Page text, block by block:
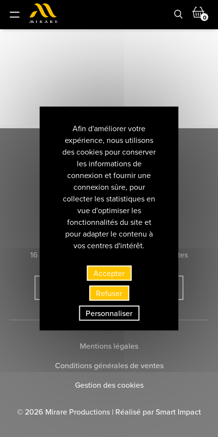
0
CONTACTEZ-NOUS
16 rue Marie-Anne du Boccage 44000 Nantes
INSCRIVEZ-VOUS À LA NEWSLETTER
Mentions légales
Conditions générales de ventes
Gestion des cookies
© 2026 Mirare Productions | Réalisé parSmart Impact
Afin d'améliorer votre
expérience, nous utilisons
des cookies pour conserver
les informations de
connexion et fournir une
connexion sûre, pour
collecter les statistiques en
vue d'optimiser les
fonctionnalités du site et
pour adapter le contenu à
vos centres d'intérêt.
Accepter
Refuser
Personnaliser